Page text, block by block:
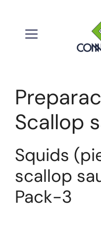
Scallop
Squids
scallop
Pack-3